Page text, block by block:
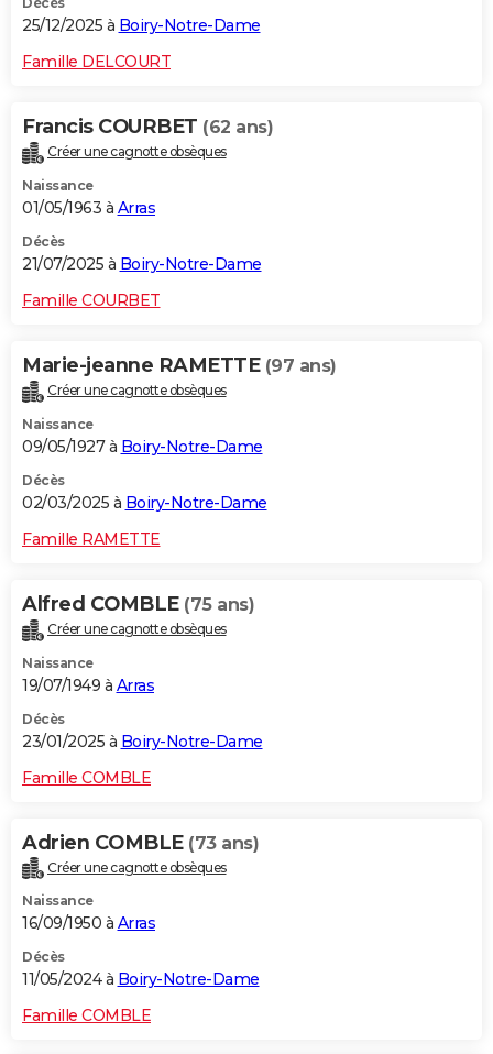
BONS PLANS
CARTE DE VOEUX
Dictionnaire
Biographies
Citations
Expressions
Proverbes
PROGRAMME TV
COPAINS D'AVANT
S'inscrire
Se connecter
Lycées
Collèges
Primaires
Universités
Entreprises
Service militaire
Avis de recherche
AVIS DE DÉCÈS
25/12/2025 à Boiry-Notre-Dame
Famille DELCOURT
Francis COURBET (62 ans)
Créer une cagnotte obsèques
Naissance
01/05/1963 à Arras
Décès
21/07/2025 à Boiry-Notre-Dame
Famille COURBET
Marie-jeanne RAMETTE (97 ans)
Créer une cagnotte obsèques
Naissance
09/05/1927 à Boiry-Notre-Dame
Décès
02/03/2025 à Boiry-Notre-Dame
Famille RAMETTE
Alfred COMBLE (75 ans)
Créer une cagnotte obsèques
Naissance
19/07/1949 à Arras
Décès
23/01/2025 à Boiry-Notre-Dame
Famille COMBLE
Adrien COMBLE (73 ans)
Créer une cagnotte obsèques
Naissance
16/09/1950 à Arras
Décès
11/05/2024 à Boiry-Notre-Dame
Famille COMBLE